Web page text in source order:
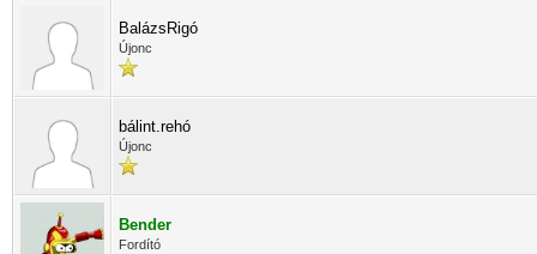
BalázsRigó
Újonc
bálint.rehó
Újonc
Bender
Fordító